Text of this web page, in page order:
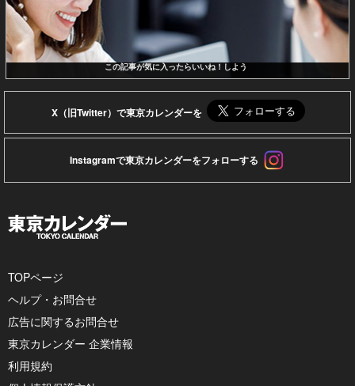
この記事が気に入ったらいいね！しよう
X（旧Twitter）で東京カレンダーを
Instagramで東京カレンダーをフォローする
TOPページ
ヘルプ・お問合せ
広告に関するお問合せ
東京カレンダー 企業情報
利用規約